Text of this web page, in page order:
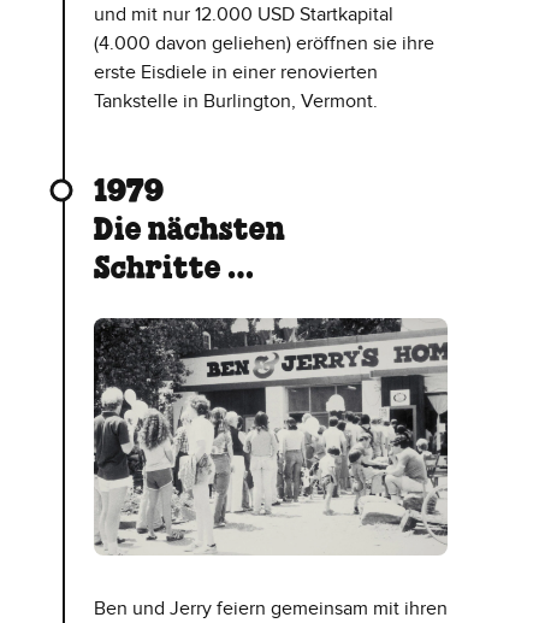
und mit nur 12.000 USD Startkapital
(4.000 davon geliehen) eröffnen sie ihre
erste Eisdiele in einer renovierten
Tankstelle in Burlington, Vermont.
1979
Die nächsten
Schritte …
Ben und Jerry feiern gemeinsam mit ihren